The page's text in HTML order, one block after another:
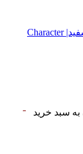
مداد چشم ضد آب فبیولس از برند کرکتر رنگ سفید| Character
به سبد خرید